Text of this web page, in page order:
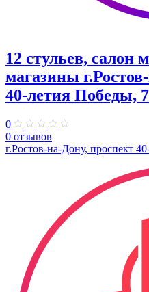
12 стульев, салон
магазины
40-летия Победы,
0
0 отзывов
г.Ростов-на-Дону, проспект